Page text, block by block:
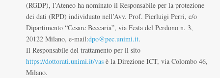
(RGDP), l’Ateneo ha nominato il Responsabile per la protezione
dei dati (RPD) individuato nell’Avv. Prof. Pierluigi Perri, c/o
Dipartimento “Cesare Beccaria”, via Festa del Perdono n. 3,
20122 Milano, e-mail:dpo@pec.unimi.it.
Il Responsabile del trattamento per il sito
https://dottorati.unimi.it/vas è la Direzione ICT, via Colombo 46,
Milano.